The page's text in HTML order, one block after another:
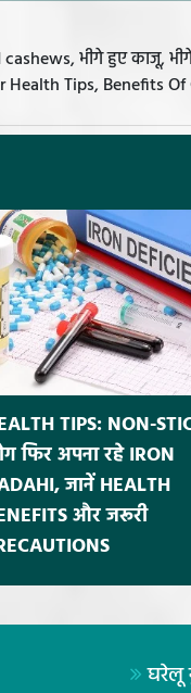
cashews, भीगे हुए काजू,
Health Tips, Benefits
TIPS: NON-
फिर अपना रहे IRON
जानें HEALTH
और जरूरी
घरेलू